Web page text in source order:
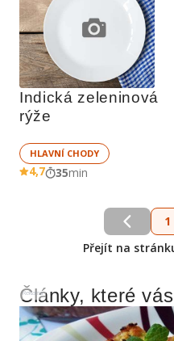
Indická zeleninová
rýže
HLAVNÍ CHODY
4,7 35min
1
Přejít na
Reklama
Články, které